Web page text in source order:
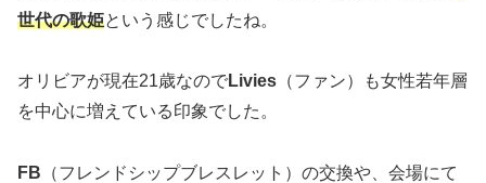
世代の歌姫という感じでしたね。
オリビアが現在21歳なのでLivies （ファン）も女性若年層
を中心に増えている印象でした。
FB （フレンドシップブレスレット）の交換や、会場にて